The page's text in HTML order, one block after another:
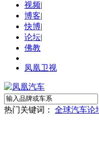
视频|
博客|
快博|
论坛|
佛教
凤凰卫视
热门关键词： 全球汽车论